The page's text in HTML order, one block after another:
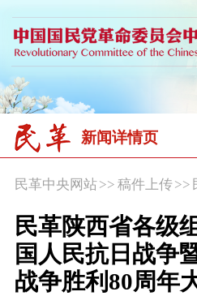
新闻详情页
民革中央网站>> 稿件上传 >>
民革陕西省各级
国人民抗日战争
战争胜利80周年